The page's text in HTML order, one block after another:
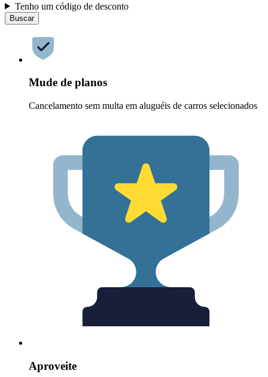
Tenho um código de desconto
Buscar
Mude de planos
Cancelamento sem multa em aluguéis de carros selecionados
Aproveite